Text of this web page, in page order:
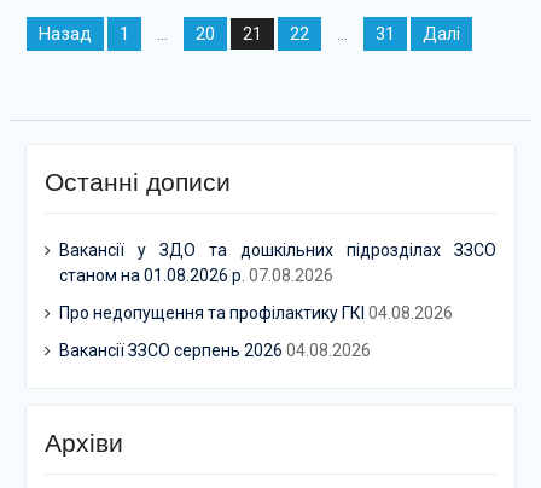
Навігація
записів
Назад 1 … 20 21 22 … 31 Далі
Останні дописи
Вакансії у ЗДО та дошкільних підрозділах ЗЗСО
станом на 01.08.2026 р. 07.08.2026
Про недопущення та профілактику ГКІ 04.08.2026
Вакансії ЗЗСО серпень 2026 04.08.2026
Архіви